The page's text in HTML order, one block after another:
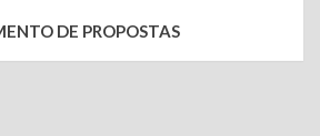
DE PROPOSTAS